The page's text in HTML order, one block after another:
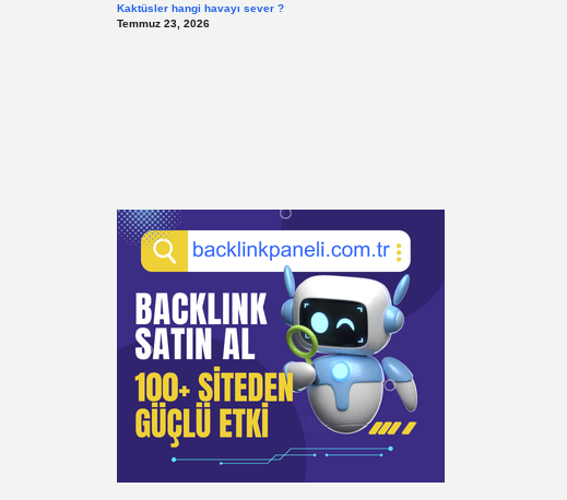
Kaktüsler hangi havayı sever ?
Temmuz 23, 2026